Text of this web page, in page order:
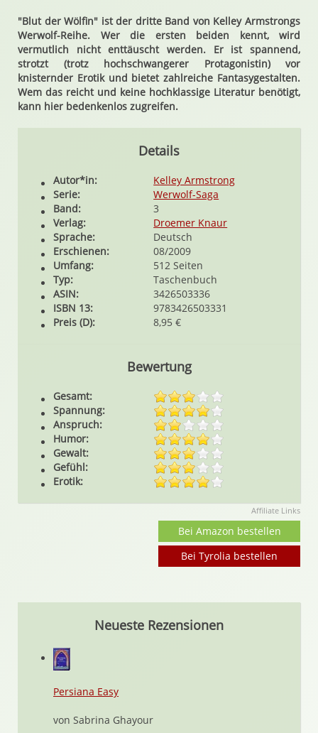
"Blut der Wölfin" ist der dritte Band von Kelley Armstrongs
Werwolf-Reihe. Wer die ersten beiden kennt, wird
vermutlich nicht enttäuscht werden. Er ist spannend,
strotzt (trotz hochschwangerer Protagonistin) vor
knisternder Erotik und bietet zahlreiche Fantasygestalten.
Wem das reicht und keine hochklassige Literatur benötigt,
kann hier bedenkenlos zugreifen.
Details
Autor*in:
Kelley Armstrong
Serie:
Werwolf-Saga
Band:
3
Verlag:
Droemer Knaur
Sprache:
Deutsch
Erschienen:
08/2009
Umfang:
512 Seiten
Typ:
Taschenbuch
ASIN:
3426503336
ISBN 13:
9783426503331
Preis (D):
8,95 €
Bewertung
Gesamt:
Spannung:
Anspruch:
Humor:
Gewalt:
Gefühl:
Erotik:
Affiliate Links
Bei Amazon bestellen
Bei Tyrolia bestellen
Neueste Rezensionen
Persiana Easy
von Sabrina Ghayour